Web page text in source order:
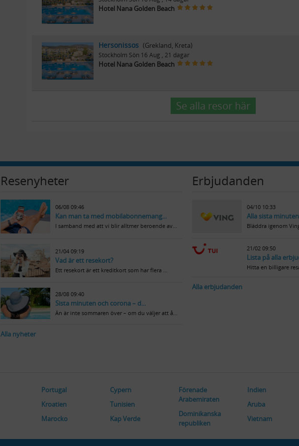
Hotel Nana Golden Beach
Hersonissos (Grekland, Kreta)
Stockholm Sön 16 Aug , 21 dagar
Hotel Nana Golden Beach
Se alla resor här
Resenyheter
06/08 09:46
Kan man ta med mobilabonnemang...
I samband med att vi blir alltmer beroende av...
21/04 09:19
Vad är ett resekort?
Ett resekort är ett kreditkort som har flera ...
28/08 09:40
Sista minuten och corona – d...
Än är inte sommaren över – om du väljer att å...
Alla nyheter
Erbjudanden
04/10 10:33
Alla sista
Bläddra igenom
21/02 09:50
Lista på alla
Hitta en billigare
Alla erbjudanden
Portugal
Kroatien
Marocko
Cypern
Tunisien
Kap Verde
Förenade
Arabemiraten
Dominikanska
republiken
Indien
Aruba
Vietnam